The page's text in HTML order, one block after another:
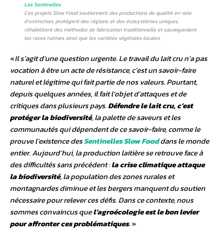
Les Sentinelles
Ces projets Slow Food soutiennent des productions de qualité en voie
d’extinction, protègent des régions et des écosystèmes uniques,
réhabilitent des méthodes de fabrication traditionnelle et sauvegardent
les races natives ainsi que les variétés végétales locales.
«Il s’agit d’une question urgente. Le travail du lait cru n’a pas
vocation à être un acte de résistance, c’est un savoir-faire
naturel et légitime qui fait partie de nos valeurs. Pourtant,
depuis quelques années, il fait l’objet d’attaques et de
critiques dans plusieurs pays.Défendre le lait cru, c’est
protéger la biodiversité, la palette de saveurs et les
communautés qui dépendent de ce savoir-faire, comme le
prouve l’existence desSentinelles Slow Fooddans le monde
entier. Aujourd’hui, la production laitière se retrouve face à
des difficultés sans précédent :la crise climatique attaque
la biodiversité, la population des zones rurales et
montagnardes diminue et les bergers manquent du soutien
nécessaire pour relever ces défis. Dans ce contexte, nous
sommes convaincus quel’agroécologie est le bon levier
pour affronter ces problématiques. »